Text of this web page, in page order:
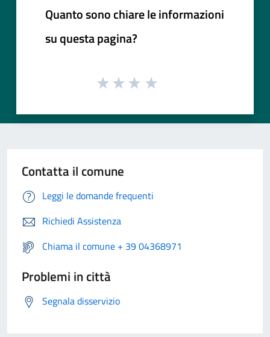
Quanto sono chiare le informazioni
su questa pagina?
Contatta il comune
Leggi le domande frequenti
Richiedi Assistenza
Chiama il comune + 39 04368971
Problemi in città
Segnala disservizio